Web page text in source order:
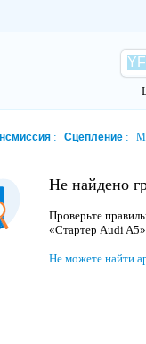
Сцепление
Не найдено
Проверьте
«Стартер Audi
Не можете найти